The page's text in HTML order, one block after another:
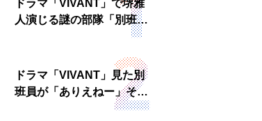
ドラマ「VIVANT」で堺雅
人演じる謎の部隊「別班」
は実在する？内情知る人物
ドラマ「VIVANT」見た別
班員が「ありえねー」その
理由とは 非公然組織ゆえ